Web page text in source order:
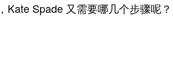
Kate Spade 又需要哪几个步骤呢？